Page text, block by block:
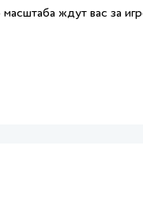
ждут вас за